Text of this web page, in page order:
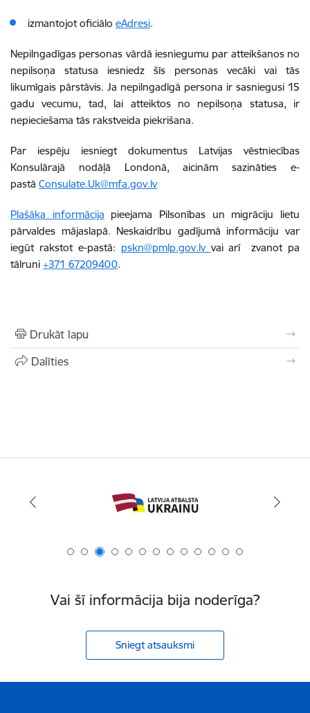
izmantojot oficiālo eAdresi.
Nepilngadīgas personas vārdā iesniegumu par atteikšanos no
nepilsoņa statusa iesniedz šīs personas vecāki vai tās
likumīgais pārstāvis. Ja nepilngadīgā persona ir sasniegusi 15
gadu vecumu, tad, lai atteiktos no nepilsoņa statusa, ir
nepieciešama tās rakstveida piekrišana.
Par iespēju iesniegt dokumentus Latvijas vēstniecības
Konsulārajā nodāļā Londonā, aicinām sazināties e-
pastā Consulate.Uk@mfa.gov.lv
Plašāka informācija pieejama Pilsonības un migrāciju lietu
pārvaldes mājaslapā. Neskaidrību gadījumā informāciju var
iegūt rakstot e-pastā: pskn@pmlp.gov.lv vai arī zvanot pa
tālruni +371 67209400.
Drukāt lapu
Dalīties
Vai šī informācija bija noderīga?
Sniegt atsauksmi